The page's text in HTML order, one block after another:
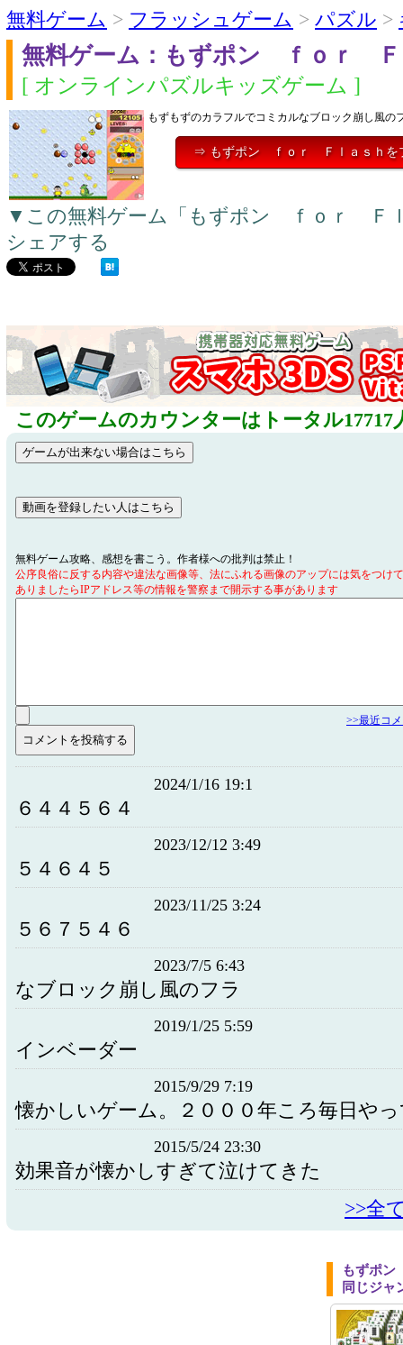
無料ゲーム > フラッシュゲーム > パズル >
無料ゲーム：もずポン ｆｏｒ Ｆ
[ オンラインパズルキッズゲーム ]
もずもずのカラフルでコミカルなブロック崩し風の
⇒ もずポン ｆｏｒ Ｆｌａｓｈを
▼この無料ゲーム「もずポン ｆｏｒ Ｆ
シェアする
このゲームのカウンターはトータル17717
無料ゲーム攻略、感想を書こう。作者様への批判は禁止！
公序良俗に反する内容や違法な画像等、法にふれる画像のアップには気をつけ
ありましたらIPアドレス等の情報を警察まで開示する事があります
>>最近コ
2024/1/16 19:1
６４４５６４
2023/12/12 3:49
５４６４５
2023/11/25 3:24
５６７５４６
2023/7/5 6:43
なブロック崩し風のフラ
2019/1/25 5:59
インベーダー
2015/9/29 7:19
懐かしいゲーム。２０００年ころ毎日や
2015/5/24 23:30
効果音が懐かしすぎて泣けてきた
>>全
もずポ
同じジャ